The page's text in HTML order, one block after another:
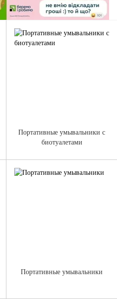
Портативные умывальники с
биотуалетами
Портативные умывальники